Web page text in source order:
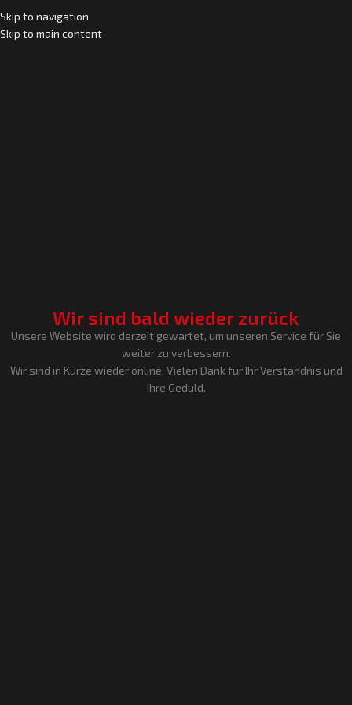
Skip to navigation
Skip to main content
Wir sind bald wieder zurück
Unsere Website wird derzeit gewartet, um unseren Service für Sie
weiter zu verbessern.
Wir sind in Kürze wieder online. Vielen Dank für Ihr Verständnis und
Ihre Geduld.